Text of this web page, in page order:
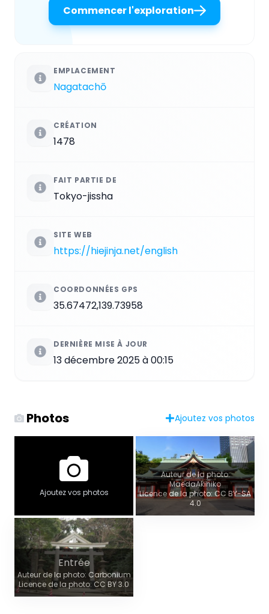
Commencer l'exploration
EMPLACEMENT
Nagatachō
CRÉATION
1478
FAIT PARTIE DE
Tokyo-jissha
SITE WEB
https://hiejinja.net/english
COORDONNÉES GPS
35.67472,139.73958
DERNIÈRE MISE À JOUR
13 décembre 2025 à 00:15
Photos Ajoutez vos photos
Ajoutez vos photos
Auteur de la photo:
MaedaAkihiko
Licence de la photo: CC BY-SA
4.0
Entrée
Auteur de la photo: Carbonium
Licence de la photo: CC BY 3.0